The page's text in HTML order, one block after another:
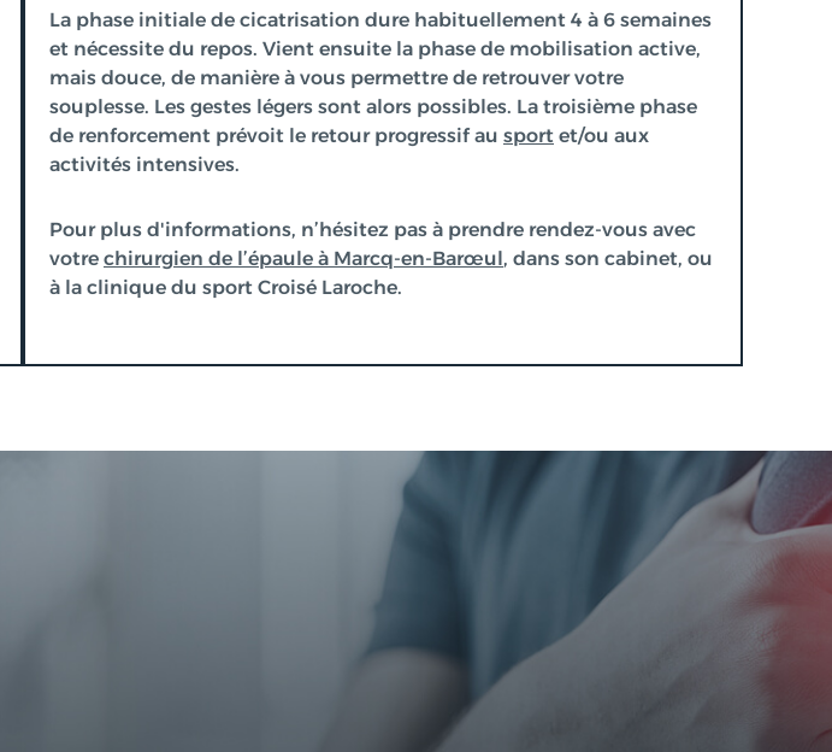
La phase initiale de cicatrisation dure habituellement 4 à 6 semaines
et nécessite du repos. Vient ensuite la phase de mobilisation active,
mais douce, de manière à vous permettre de retrouver votre
souplesse. Les gestes légers sont alors possibles. La troisième phase
de renforcement prévoit le retour progressif au sport et/ou aux
activités intensives.
Pour plus d'informations, n’hésitez pas à prendre rendez-vous avec
votre chirurgien de l’épaule à Marcq-en-Barœul , dans son cabinet, ou
à la clinique du sport Croisé Laroche.